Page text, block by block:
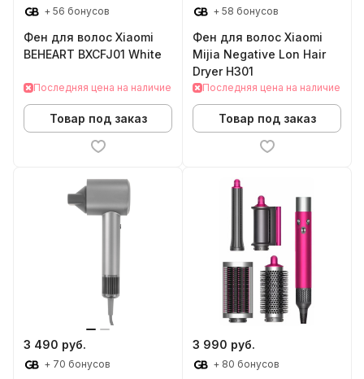
+ 56 бонусов
Фен для волос Xiaomi
BEHEART BXCFJ01 White
Последняя цена на наличие
Товар под заказ
+ 58 бонусов
Фен для волос Xiaomi
Mijia Negative Lon Hair
Dryer H301
Последняя цена на наличие
Товар под заказ
3 490 руб.
+ 70 бонусов
3 990 руб.
+ 80 бонусов